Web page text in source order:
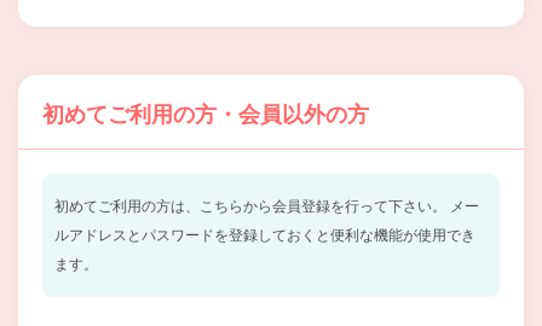
初めてご利用の方・会員以外の方
初めてご利用の方は、こちらから会員登録を行って下さい。
メー
ルアドレスとパスワードを登録しておくと便利な機能が使用でき
ます。